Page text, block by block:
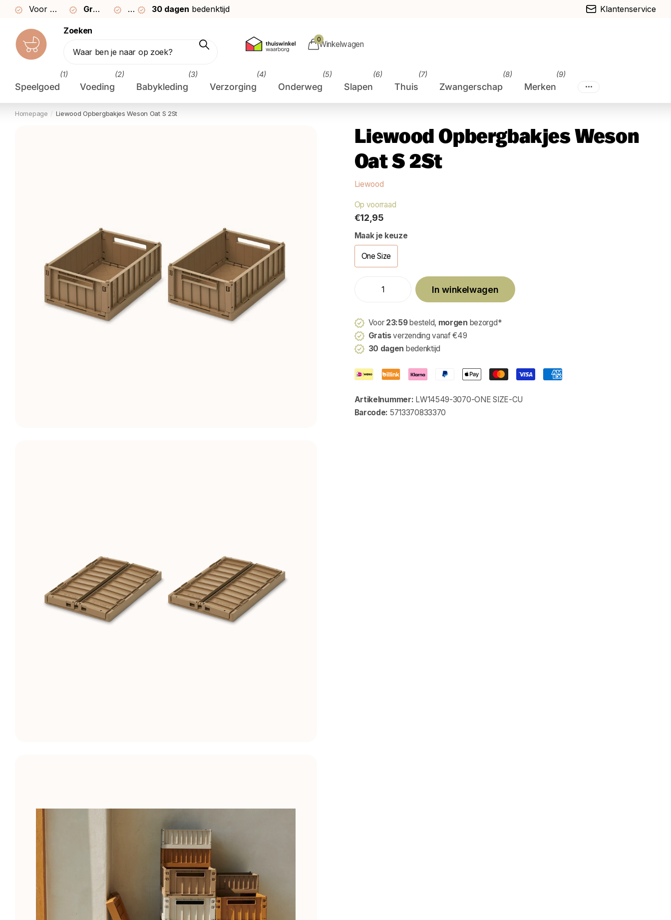
Voor 23:59besteld, morgen bezorgd*
Gratis verzending vanaf €49
30 dagenbedenktijd
30 dagen bedenktijd Klantenservice
Zoeken
Winkelwagen
0
Speelgoed
(1)
Voeding
(2)
Babykleding
(3)
Verzorging
(4)
Onderweg
(5)
Slapen
(6)
Thuis
(7)
Zwangerschap
(8)
Merken
(9)
Homepage Liewood Opbergbakjes Weson Oat S 2St
Liewood Opbergbakjes Weson
Oat S 2St
Liewood
Op voorraad
€12,95
Maak je keuze
One Size
In winkelwagen
Voor 23:59besteld, morgen bezorgd*
Gratisverzending vanaf €49
30 dagen bedenktijd
Artikelnummer: LW14549-3070-ONE SIZE-CU
Barcode: 5713370833370